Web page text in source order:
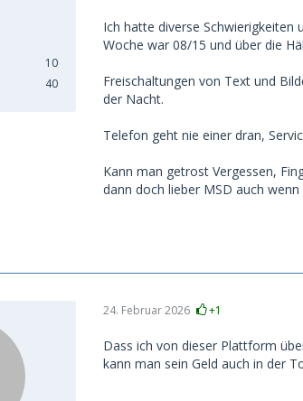
10
40
Ich hatte diverse
Woche war 08/15 und über die
Freischaltungen von Text und
der Nacht.
Telefon geht nie einer dran,
Kann man getrost Vergessen,
dann doch lieber MSD auch
24. Februar 2026 +1
Dass ich von dieser Plattform
kann man sein Geld auch in der